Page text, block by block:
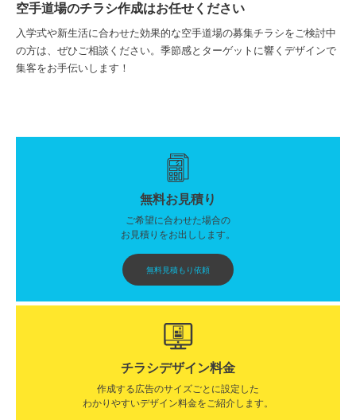
空手道場のチラシ作成はお任せください
入学式や新生活に合わせた効果的な空手道場の募集チラシをご検討中
の方は、ぜひご相談ください。季節感とターゲットに響くデザインで
集客をお手伝いします！
無料お見積り
ご希望に合わせた場合の
お見積りをお出しします。
無料見積もり依頼
チラシデザイン料金
作成する広告のサイズごとに設定した
わかりやすいデザイン料金をご紹介します。​​